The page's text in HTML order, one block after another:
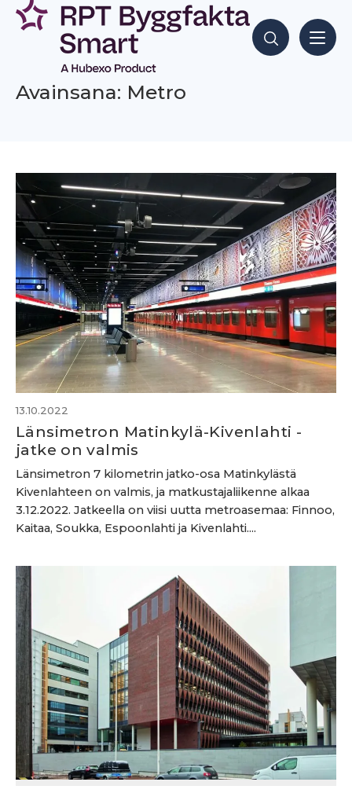
Siirry
sisältöön
Hae sisältöjä
Avainsana: Metro
13.10.2022
Länsimetron Matinkylä-Kivenlahti -
jatke on valmis
Länsimetron 7 kilometrin jatko-osa Matinkylästä
Kivenlahteen on valmis, ja matkustajaliikenne alkaa
3.12.2022. Jatkeella on viisi uutta metroasemaa: Finnoo,
Kaitaa, Soukka, Espoonlahti ja Kivenlahti....